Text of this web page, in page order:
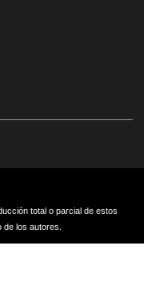
total o parcial de estos
los autores.